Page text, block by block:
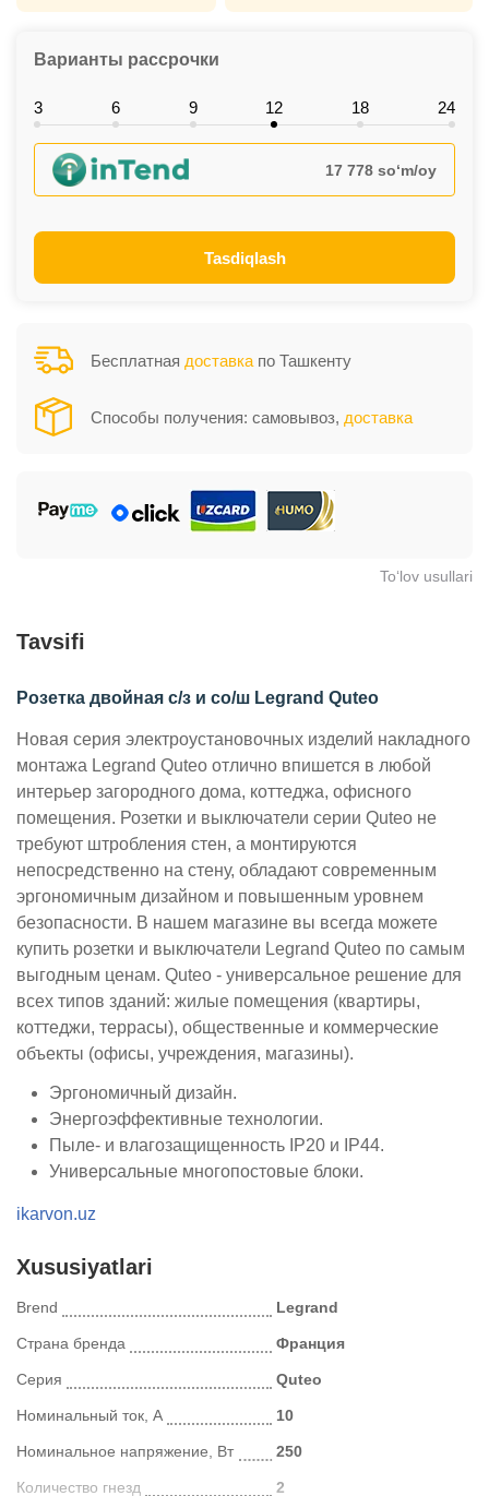
Варианты рассрочки
3 6 9 12 18 24
17 778 so‘m/oy
Tasdiqlash
Бесплатная доставка по Ташкенту
Способы получения: самовывоз, доставка
To‘lov usullari
Tavsifi
Розетка двойная с/з и со/ш Legrand Quteo
Новая серия электроустановочных изделий накладного
монтажа Legrand Quteo отлично впишется в любой
интерьер загородного дома, коттеджа, офисного
помещения. Розетки и выключатели серии Quteo не
требуют штробления стен, а монтируются
непосредственно на стену, обладают современным
эргономичным дизайном и повышенным уровнем
безопасности. В нашем магазине вы всегда можете
купить розетки и выключатели Legrand Quteo по самым
выгодным ценам. Quteo - универсальное решение для
всех типов зданий: жилые помещения (квартиры,
коттеджи, террасы), общественные и коммерческие
объекты (офисы, учреждения, магазины).
Эргономичный дизайн.
Энергоэффективные технологии.
Пыле- и влагозащищенность IP20 и IP44.
Универсальные многопостовые блоки.
ikarvon.uz
Xususiyatlari
Brend Legrand
Страна бренда Франция
Серия Quteo
Нoминальный ток, A 10
Номинальное напряжение, Вт 250
Количество гнезд 2